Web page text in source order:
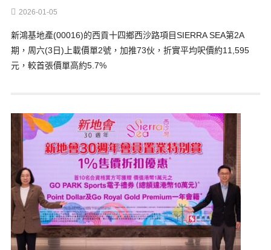
2026-01-05
新鴻基地產(00016)的西貢十四鄉西沙路項目SIERRA SEA第2A
期，周六(3日)上載價單2號，加推73伙，折實平均呎價約11,595
元，較首張價單高約5.7%